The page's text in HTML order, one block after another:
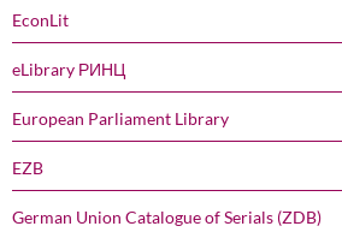
EconLit
eLibrary РИНЦ
European Parliament Library
EZB
German Union Catalogue of Serials (ZDB)